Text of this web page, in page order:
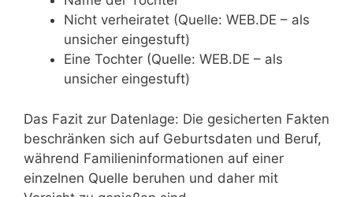
Nicht verheiratet (Quelle: WEB.DE – als
unsicher eingestuft)
Eine Tochter (Quelle: WEB.DE – als
unsicher eingestuft)
Das Fazit zur Datenlage: Die gesicherten Fakten
beschränken sich auf Geburtsdaten und Beruf,
während Familieninformationen auf einer
einzelnen Quelle beruhen und daher mit